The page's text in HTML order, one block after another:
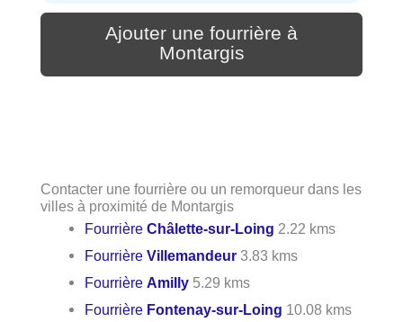
Ajouter une fourrière à
Montargis
Contacter une fourrière ou un remorqueur dans les
villes à proximité de Montargis
FourrièreChâlette-sur-Loing 2.22 kms
FourrièreVillemandeur 3.83 kms
FourrièreAmilly 5.29 kms
Fourrière Fontenay-sur-Loing 10.08 kms